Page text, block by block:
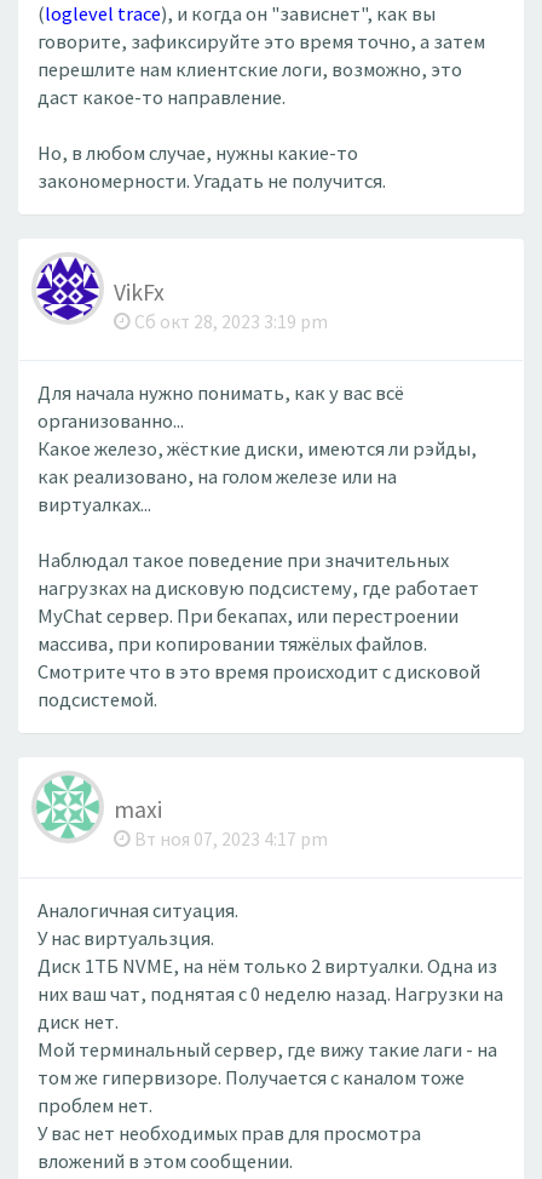
(loglevel trace), и когда он "зависнет", как вы
говорите, зафиксируйте это время точно, а затем
перешлите нам клиентские логи, возможно, это
даст какое-то направление.
Но, в любом случае, нужны какие-то
закономерности. Угадать не получится.
VikFx
Сб окт 28, 2023 3:19 pm
Для начала нужно понимать, как у вас всё
организованно...
Какое железо, жёсткие диски, имеются ли рэйды,
как реализовано, на голом железе или на
виртуалках...
Наблюдал такое поведение при значительных
нагрузках на дисковую подсистему, где работает
MyChat сервер. При бекапах, или перестроении
массива, при копировании тяжёлых файлов.
Смотрите что в это время происходит с дисковой
подсистемой.
maxi
Вт ноя 07, 2023 4:17 pm
Аналогичная ситуация.
У нас виртуальзция.
Диск 1ТБ NVME, на нём только 2 виртуалки. Одна из
них ваш чат, поднятая с 0 неделю назад. Нагрузки на
диск нет.
Мой терминальный сервер, где вижу такие лаги - на
том же гипервизоре. Получается с каналом тоже
проблем нет.
У вас нет необходимых прав для просмотра
вложений в этом сообщении.